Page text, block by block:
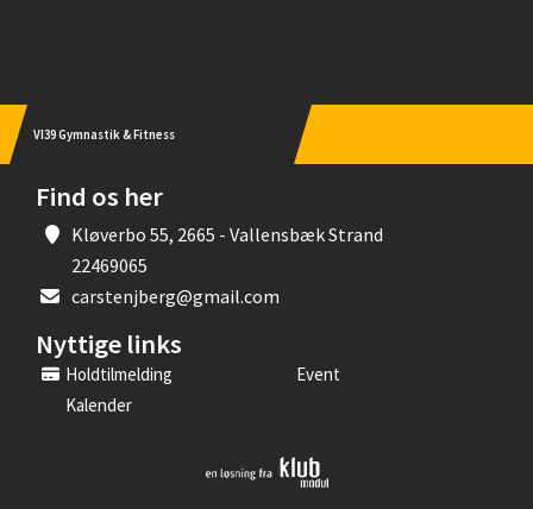
VI39 Gymnastik & Fitness
Find os her
Kløverbo 55, 2665 - Vallensbæk Strand
22469065
carstenjberg@gmail.com
Nyttige links
Holdtilmelding
Event
Kalender